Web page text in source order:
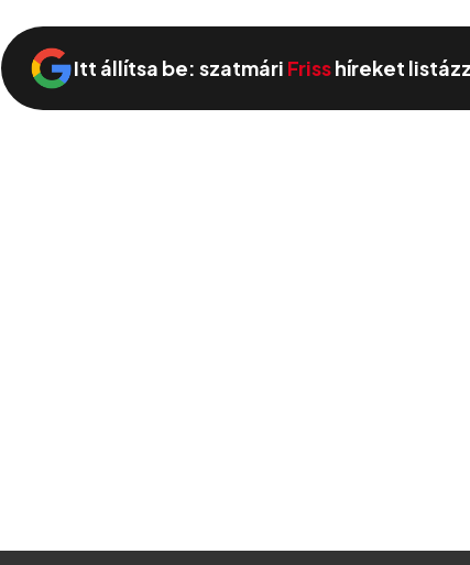
Itt állítsa be: szatmári Frisshíreket